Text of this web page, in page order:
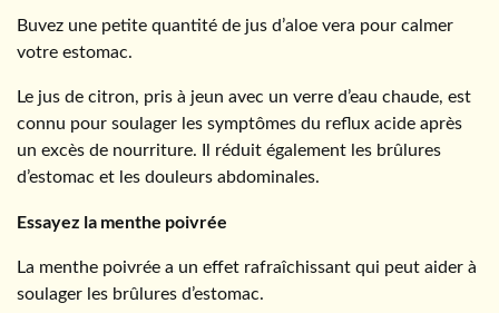
Buvez une petite quantité de jus d’aloe vera pour calmer
votre estomac.
Le jus de citron, pris à jeun avec un verre d’eau chaude, est
connu pour soulager les symptômes du reflux acide après
un excès de nourriture. Il réduit également les brûlures
d’estomac et les douleurs abdominales.
Essayez la menthe poivrée
La menthe poivrée a un effet rafraîchissant qui peut aider à
soulager les brûlures d’estomac.